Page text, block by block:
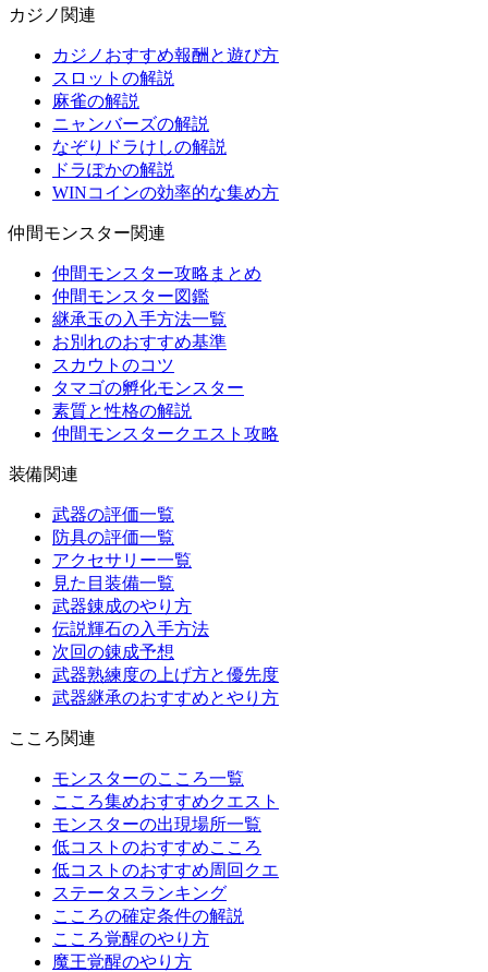
カジノ関連
カジノおすすめ報酬と遊び方
スロットの解説
麻雀の解説
ニャンバーズの解説
なぞりドラけしの解説
ドラぽかの解説
WINコインの効率的な集め方
仲間モンスター関連
仲間モンスター攻略まとめ
仲間モンスター図鑑
継承玉の入手方法一覧
お別れのおすすめ基準
スカウトのコツ
タマゴの孵化モンスター
素質と性格の解説
仲間モンスタークエスト攻略
装備関連
武器の評価一覧
防具の評価一覧
アクセサリー一覧
見た目装備一覧
武器錬成のやり方
伝説輝石の入手方法
次回の錬成予想
武器熟練度の上げ方と優先度
武器継承のおすすめとやり方
こころ関連
モンスターのこころ一覧
こころ集めおすすめクエスト
モンスターの出現場所一覧
低コストのおすすめこころ
低コストのおすすめ周回クエ
ステータスランキング
こころの確定条件の解説
こころ覚醒のやり方
魔王覚醒のやり方